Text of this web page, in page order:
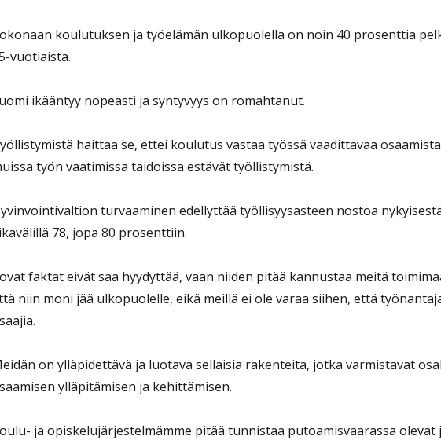
koulutuksen ja työelämän ulkopuolella on noin 40 prosenttia
vuotiaista.
ikääntyy nopeasti ja syntyvyys on romahtanut.
haittaa se, ettei koulutus vastaa työssä vaadittavaa
työn vaatimissa taidoissa estävät työllistymistä.
turvaaminen edellyttää työllisyysasteen nostoa
78, jopa 80 prosenttiin.
faktat eivät saa hyydyttää, vaan niiden pitää kannustaa meitä
niin moni jää ulkopuolelle, eikä meillä ei ole varaa siihen, että
on ylläpidettävä ja luotava sellaisia rakenteita, jotka varmistavat
ylläpitämisen ja kehittämisen.
ja opiskelujärjestelmämme pitää tunnistaa putoamisvaarassa olevat